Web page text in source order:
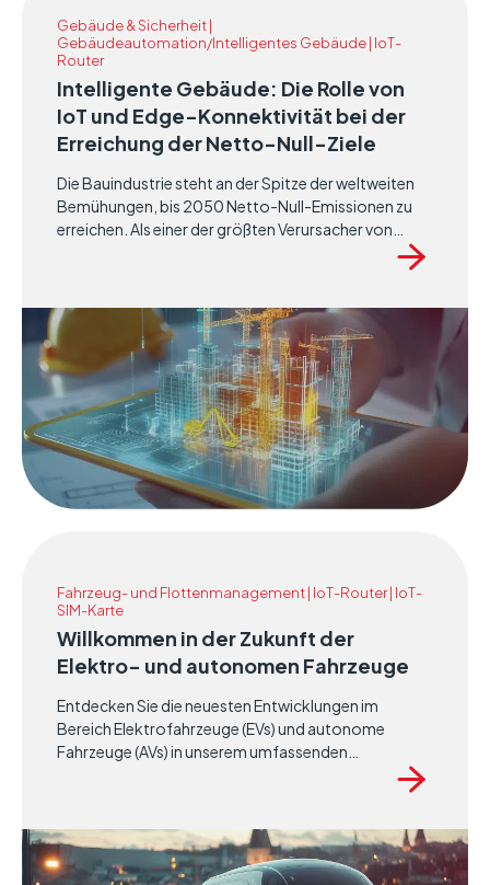
Gebäude & Sicherheit |
Gebäudeautomation/Intelligentes Gebäude | IoT-
Router
Intelligente Gebäude: Die Rolle von
IoT und Edge-Konnektivität bei der
Erreichung der Netto-Null-Ziele
Die Bauindustrie steht an der Spitze der weltweiten
Bemühungen, bis 2050 Netto-Null-Emissionen zu
erreichen. Als einer der größten Verursacher von
Energieverbrauch und Treibhausgasemissionen steht
Transformation. Intelligente Gebäude, die auf dem
Internet der Dinge (IoT) und Edge-Konnektivität
basieren, entwickeln sich zu einer wichtigen Lösung,
um den Energieverbrauch zu senken, die Effizienz zu
steigern und Nachhaltigkeitsziele zu unterstützen.
Dieser Artikel untersucht die wichtigsten Ergebnisse
und Datenpunkte aus aktuellen Forschungsarbeiten,
um das transformative Potenzial intelligenter
Gebäudetechnologien hervorzuheben.
Fahrzeug- und Flottenmanagement | IoT-Router | IoT-
SIM-Karte
Willkommen in der Zukunft der
Elektro- und autonomen Fahrzeuge
Entdecken Sie die neuesten Entwicklungen im
Bereich Elektrofahrzeuge (EVs) und autonome
Fahrzeuge (AVs) in unserem umfassenden
Whitepaper „Die Zukunft der Telematik: Die Rolle von
Technologien, die die Zukunft des Verkehrs prägen,
darunter künstliche Intelligenz (KI), maschinelles